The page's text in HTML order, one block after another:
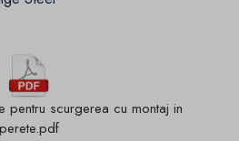
pentru scurgerea cu montaj in
perete.pdf